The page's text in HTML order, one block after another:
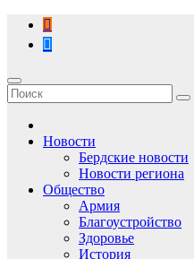
Перейти
содержимому
Новости
Бердские новости
Новости региона
Общество
Армия
Благоустройство
Здоровье
История